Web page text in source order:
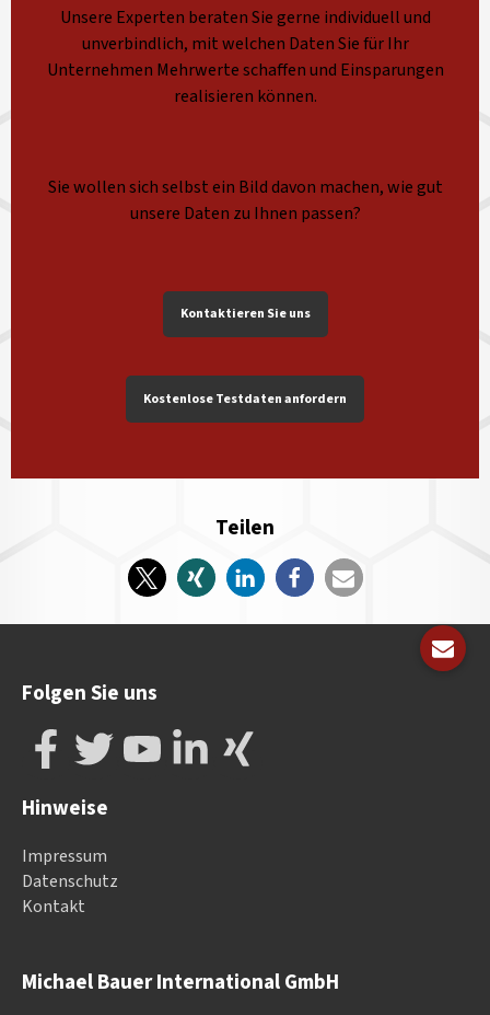
Unsere Experten beraten Sie gerne individuell und
unverbindlich, mit welchen Daten Sie für Ihr
Unternehmen Mehrwerte schaffen und Einsparungen
realisieren können.
Sie wollen sich selbst ein Bild davon machen, wie gut
unsere Daten zu Ihnen passen?
Kontaktieren Sie uns
Kostenlose Testdaten anfordern
Teilen
Michael Bauer International GmbH
Folgen Sie uns
Hinweise
Impressum
Datenschutz
Kontakt